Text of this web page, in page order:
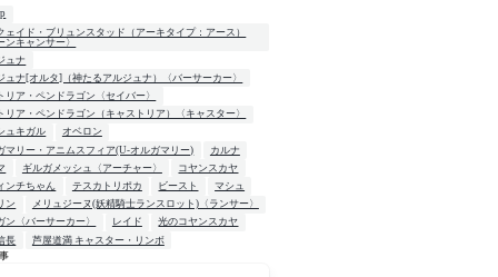
能は高め？再臨で
ェイド・ブリュンスタッド（アーキタイプ：アース）
ンキャンサー〉
ュナ
ュナ[オルタ]（神たるアルジュナ）〈バーサーカー〉
リア・ペンドラゴン〈セイバー〉
リア・ペンドラゴン（キャストリア）〈キャスター〉
ュキガル
オベロン
マリー・アニムスフィア(U-オルガマリー)
カルナ
ギルガメッシュ〈アーチャー〉
コヤンスカヤ
ンチちゃん
テスカトリポカ ビースト
マシュ
ン
メリュジーヌ(妖精騎士ランスロット)〈ランサー〉
ン〈バーサーカー〉
レイド
光のコヤンスカヤ
長
芦屋道満 キャスター・リンボ